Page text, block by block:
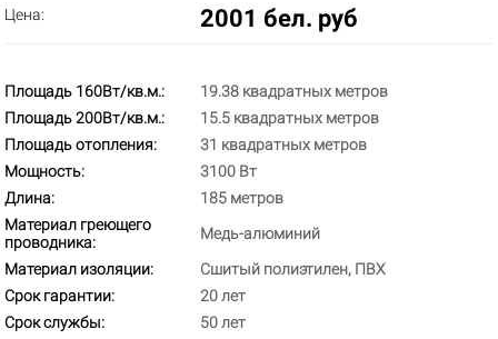
Цена: 2001 бел. руб
Площадь 160Вт/кв.м.:
19.38 квадратных метров
Площадь 200Вт/кв.м.:
15.5 квадратных метров
Площадь отопления:
31 квадратных метров
Мощность:
3100 Вт
Длина:
185 метров
Материал греющего
проводника:
Медь-алюминий
Материал изоляции:
Сшитый полиэтилен, ПВХ
Срок гарантии:
20 лет
Срок службы:
50 лет